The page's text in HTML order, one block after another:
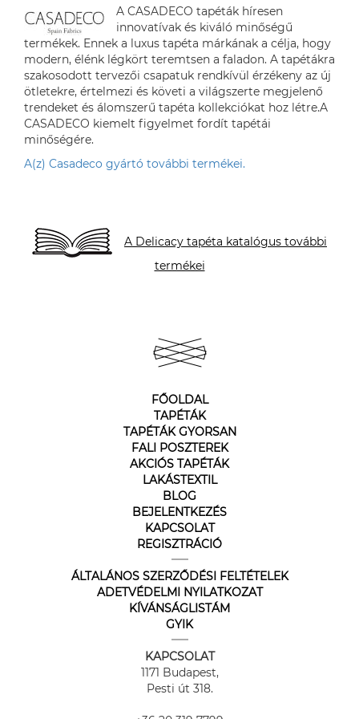
A CASADECO tapéták híresen
innovatívak és kiváló minőségű
termékek. Ennek a luxus tapéta márkának a célja, hogy
modern, élénk légkört teremtsen a faladon. A tapétákra
szakosodott tervezői csapatuk rendkívül érzékeny az új
ötletekre, értelmezi és követi a világszerte megjelenő
trendeket és álomszerű tapéta kollekciókat hoz létre.A
CASADECO kiemelt figyelmet fordít tapétái
minőségére.
A(z) Casadeco gyártó további termékei.
A Delicacy tapéta katalógus további
termékei
FŐOLDAL
TAPÉTÁK
TAPÉTÁK GYORSAN
FALI POSZTEREK
AKCIÓS TAPÉTÁK
LAKÁSTEXTIL
BLOG
BEJELENTKEZÉS
KAPCSOLAT
REGISZTRÁCIÓ
ÁLTALÁNOS SZERZŐDÉSI FELTÉTELEK
ADETVÉDELMI NYILATKOZAT
KÍVÁNSÁGLISTÁM
GYIK
KAPCSOLAT
1171 Budapest,
Pesti út 318.